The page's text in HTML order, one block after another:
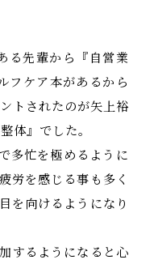
先輩から『自営業
フケア本があるから
トされたのが矢上裕
体』でした。
多忙を極めるように
労を感じる事も多く
を向けるようになり
するようになると心